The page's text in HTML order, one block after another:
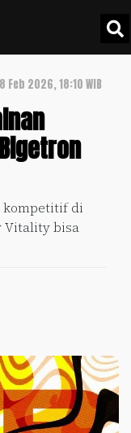
Feb 2026, 18:10 WIB
kompetitif di
Vitality bisa